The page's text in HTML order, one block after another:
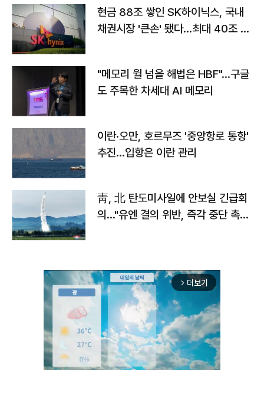
현금 88조 쌓인 SK하이닉스, 국내
채권시장 '큰손' 됐다…최대 40조 투
"메모리 월 넘을 해법은 HBF"…구글
도 주목한 차세대 AI 메모리
이란·오만, 호르무즈 '중앙항로 통항'
추진…입항은 이란 관리
靑, 北 탄도미사일에 안보실 긴급회
의…"유엔 결의 위반, 즉각 중단 촉
arrow_forward_ios 더보기